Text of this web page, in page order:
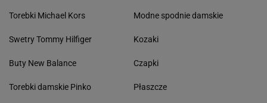
Torebki Michael Kors
Swetry Tommy Hilfiger
Buty New Balance
Torebki damskie Pinko
Modne spodnie damskie
Kozaki
Czapki
Płaszcze